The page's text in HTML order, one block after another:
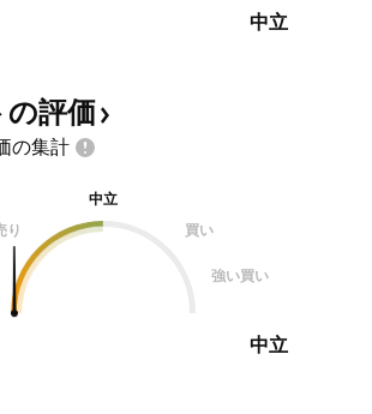
中立
評価
の集計
中立
り
買い
強い買い
中立